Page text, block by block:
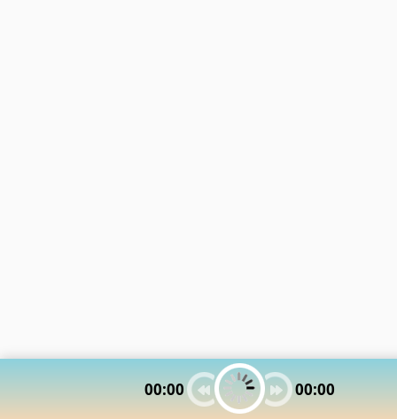
00:00 00:00
House
Musica Indu
Musica Mundiales
Musica Navidena